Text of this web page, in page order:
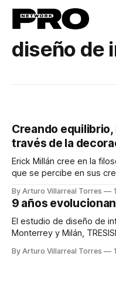
diseño de
Creando
través de la
Erick Millán cree en la
que se percibe en sus
By Arturo Villarreal Torres
9 años
El estudio de diseño de
Monterrey y Milán,
By Arturo Villarreal Torres